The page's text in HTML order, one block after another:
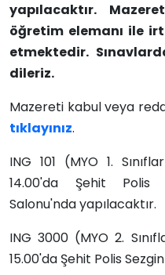
yapılacaktır.
öğretim elemanı ile
etmektedir.
dileriz.
Mazereti kabul veya
tıklayınız.
ING 101 (MYO 1.
14.00'da Şehit Polis
Salonu'nda yapılacaktır.
ING 3000 (MYO 2.
15.00'da Şehit Polis